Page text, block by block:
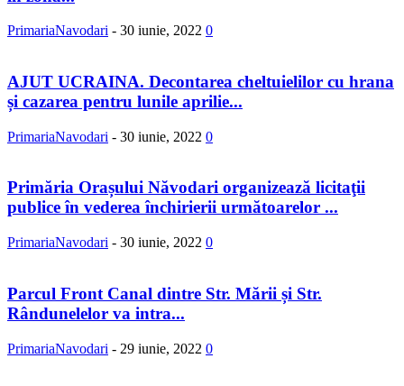
PrimariaNavodari - 30 iunie, 2022 0
AJUT UCRAINA. Decontarea cheltuielilor cu hrana
și cazarea pentru lunile aprilie...
PrimariaNavodari - 30 iunie, 2022 0
Primăria Orașului Năvodari organizează licitaţii
publice în vederea închirierii următoarelor ...
PrimariaNavodari - 30 iunie, 2022 0
Parcul Front Canal dintre Str. Mării și Str.
Rândunelelor va intra...
PrimariaNavodari - 29 iunie, 2022 0